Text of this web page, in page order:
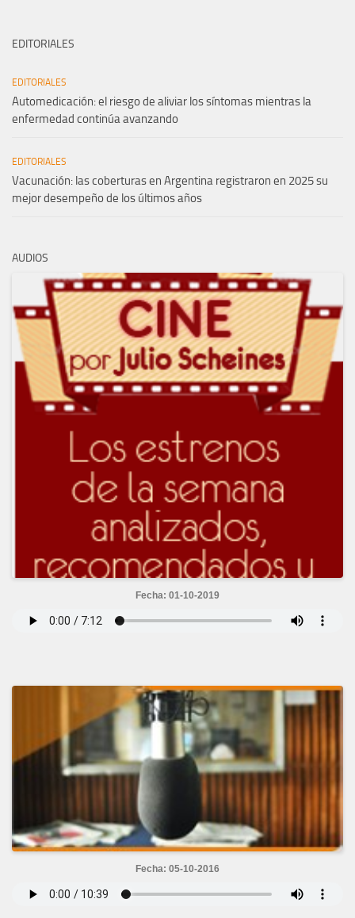
EDITORIALES
EDITORIALES
Automedicación: el riesgo de aliviar los síntomas mientras la
enfermedad continúa avanzando
EDITORIALES
Vacunación: las coberturas en Argentina registraron en 2025 su
mejor desempeño de los últimos años
AUDIOS
Fecha: 01-10-2019
Fecha: 05-10-2016